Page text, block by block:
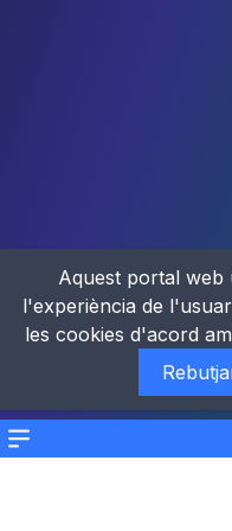
Menu
Aquest portal web
l'experiència de
les cookies d'acord